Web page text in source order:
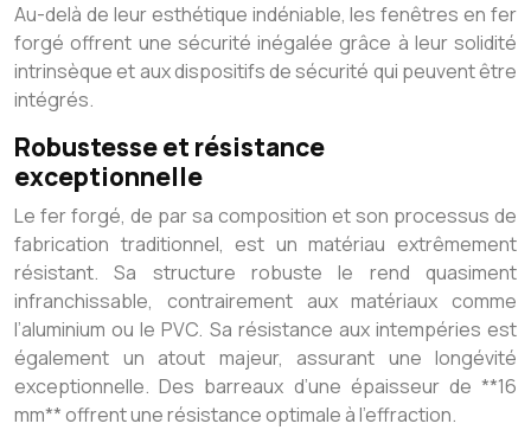
Au-delà de leur esthétique indéniable, les fenêtres en fer
forgé offrent une sécurité inégalée grâce à leur solidité
intrinsèque et aux dispositifs de sécurité qui peuvent être
intégrés.
Robustesse et résistance
exceptionnelle
Le fer forgé, de par sa composition et son processus de
fabrication traditionnel, est un matériau extrêmement
résistant. Sa structure robuste le rend quasiment
infranchissable, contrairement aux matériaux comme
l’aluminium ou le PVC. Sa résistance aux intempéries est
également un atout majeur, assurant une longévité
exceptionnelle. Des barreaux d’une épaisseur de **16
mm** offrent une résistance optimale à l’effraction.